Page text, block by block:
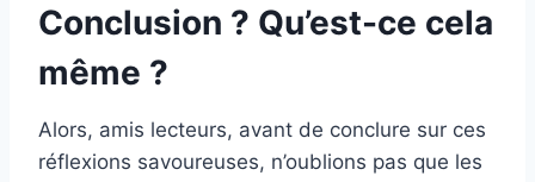
Conclusion ? Qu’est-ce cela
même ?
Alors, amis lecteurs, avant de conclure sur ces
réflexions savoureuses, n’oublions pas que les